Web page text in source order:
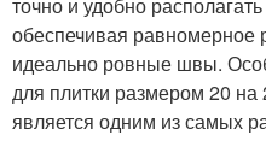
точно и удобно
обеспечивая равномерное
идеально ровные швы.
для плитки размером 20 на
является одним из самых